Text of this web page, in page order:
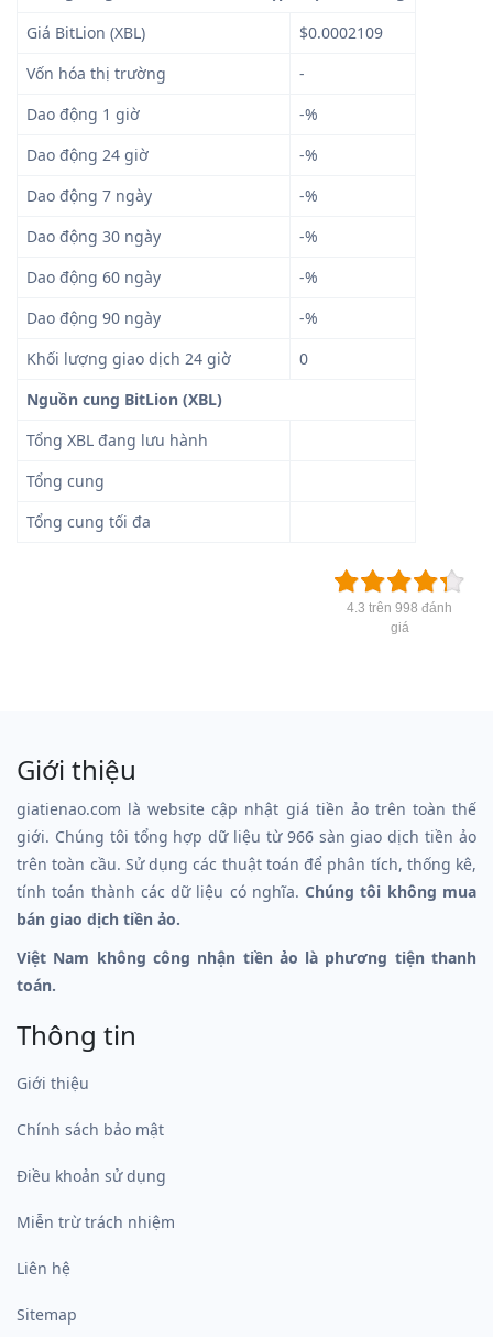
Giá BitLion (XBL)
$0.0002109
Vốn hóa thị trường
-
Dao động 1 giờ
-%
Dao động 24 giờ
-%
Dao động 7 ngày
-%
Dao động 30 ngày
-%
Dao động 60 ngày
-%
Dao động 90 ngày
-%
Khối lượng giao dịch 24 giờ
0
Nguồn cung BitLion (XBL)
Tổng XBL đang lưu hành
Tổng cung
Tổng cung tối đa
4.3 trên 998 đánh
giá
Giới thiệu
giatienao.com là website cập nhật giá tiền ảo trên toàn thế
giới. Chúng tôi tổng hợp dữ liệu từ 966 sàn giao dịch tiền ảo
trên toàn cầu. Sử dụng các thuật toán để phân tích, thống kê,
tính toán thành các dữ liệu có nghĩa.Chúng tôi không mua
bán giao dịch tiền ảo.
Việt Nam không công nhận tiền ảo là phương tiện thanh
toán.
Thông tin
Giới thiệu
Chính sách bảo mật
Điều khoản sử dụng
Miễn trừ trách nhiệm
Liên hệ
Sitemap